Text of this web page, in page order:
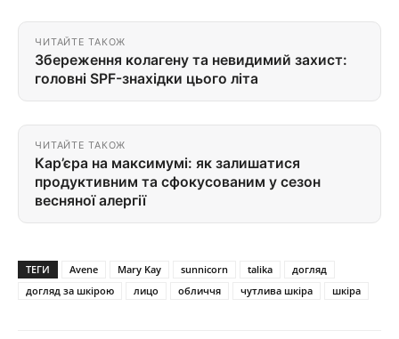
ЧИТАЙТЕ ТАКОЖ
Збереження колагену та невидимий захист:
головні SPF-знахідки цього літа
ЧИТАЙТЕ ТАКОЖ
Кар’єра на максимумі: як залишатися
продуктивним та сфокусованим у сезон
весняної алергії
ТЕГИ Avene Mary Kay sunnicorn talika
догляд
догляд за шкірою
лицо обличчя чутлива шкіра шкіра